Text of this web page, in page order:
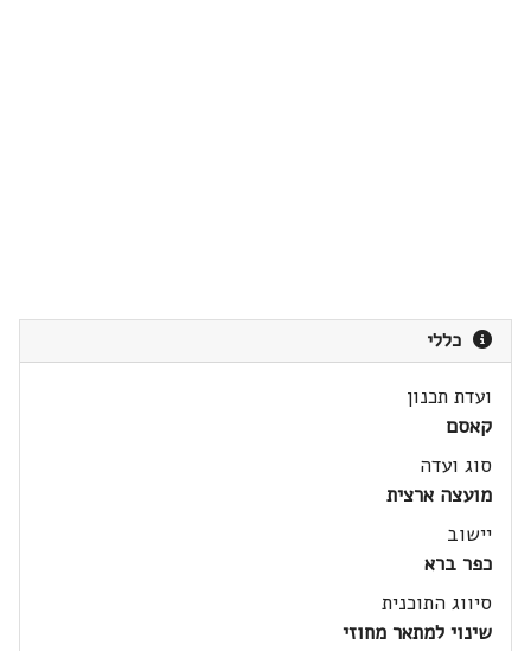
כללי
ועדת תכנון
קאסם
סוג ועדה
מועצה ארצית
יישוב
כפר ברא
סיווג התוכנית
שינוי למתאר מחוזי